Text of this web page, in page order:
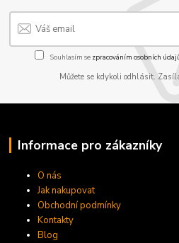
Souhlasím se zpracováním osobních
Můžete se kdykoli odhlásit.
Informace pro zákazníky
O nás
Jak nakupovat
Obchodní podmínky
Kontakty
Blog